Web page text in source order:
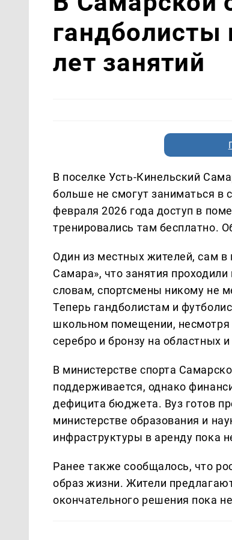
гандболисты
лет занятий
В поселке Усть-Кинельский
больше не смогут заниматься в
февраля 2026 года доступ в
тренировались там бесплатно.
Один из местных жителей, сам в
Самара», что занятия проходили
словам, спортсмены никому не
Теперь гандболистам и
школьном помещении, несмотря
серебро и бронзу на областных
В министерстве спорта
поддерживается, однако
дефицита бюджета. Вуз готов
министерстве образования и
инфраструктуры в аренду пока
Ранее также сообщалось, что
образ жизни. Жители
окончательного решения пока